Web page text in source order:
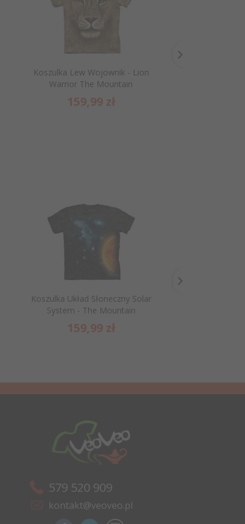
Koszulka Lew Wojownik - Lion
Warrior The Mountain
159,99 zł
Koszulka Układ Słoneczny Solar
System - The Mountain
159,99 zł
579 520 909
kontakt@veoveo.pl